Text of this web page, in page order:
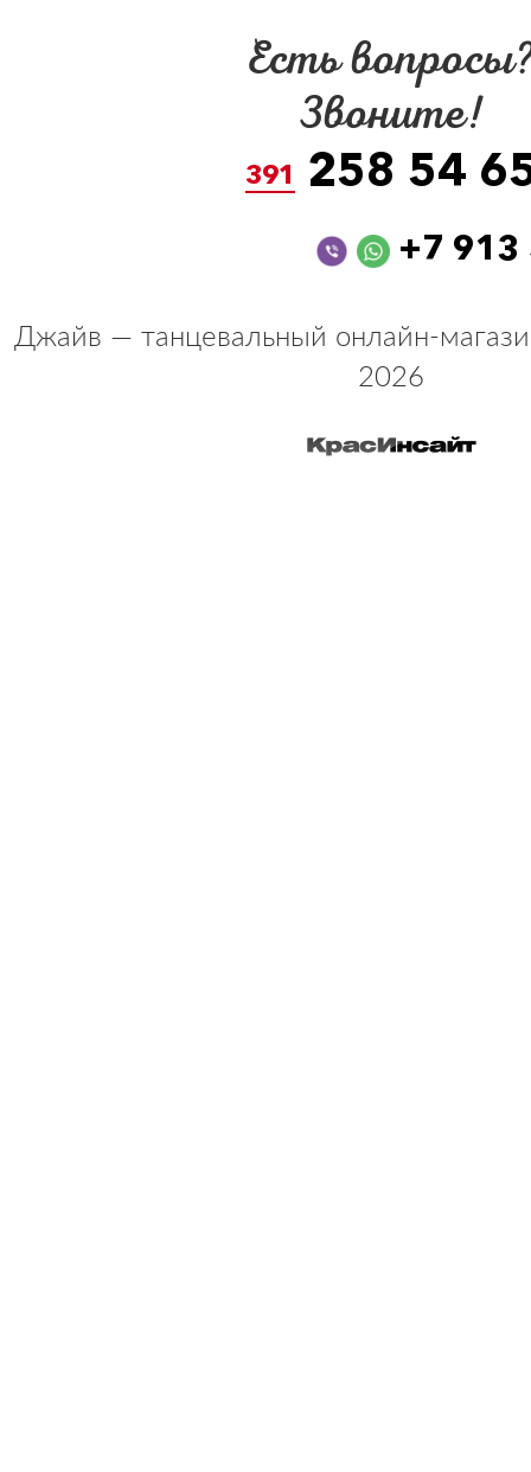
Есть
Звоните!
391 258 54
+7
Джайв — танцевальный онлайн-
2026